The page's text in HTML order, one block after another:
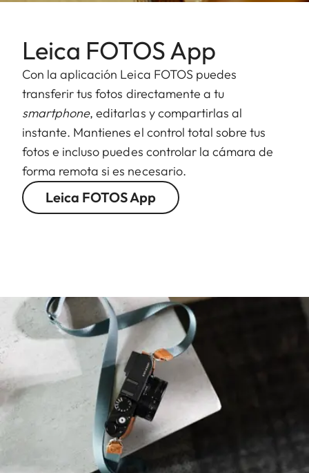
Leica FOTOS App
Con la aplicación Leica FOTOS puedes
transferir tus fotos directamente a tu
smartphone, editarlas y compartirlas al
instante. Mantienes el control total sobre tus
fotos e incluso puedes controlar la cámara de
forma remota si es necesario.
Leica FOTOS App